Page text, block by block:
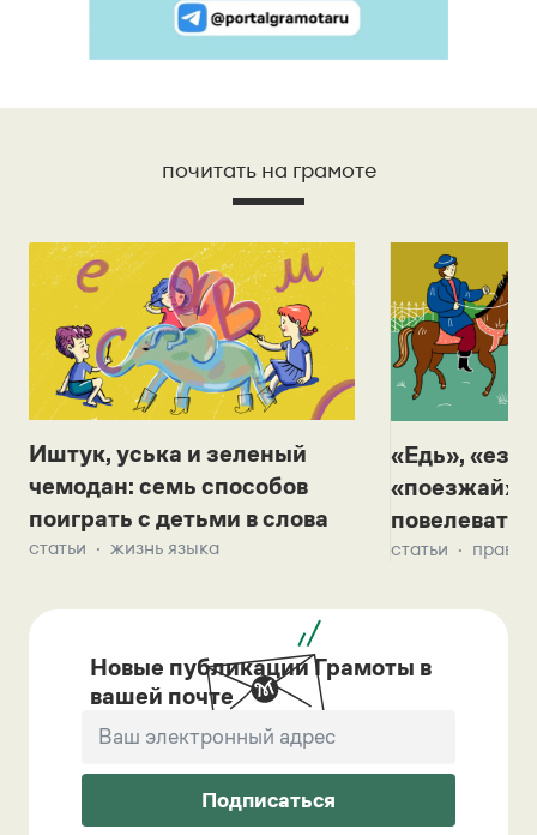
почитать на грамоте
Иштук, уська и зеленый
чемодан: семь способов
поиграть с детьми в слова
статьи жизнь языка
«Едь»,
«поезжай»?
повелевать
статьи
Новые публикации Грамоты в
вашей почте
Подписаться